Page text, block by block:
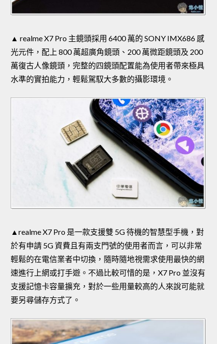
▲ realme X7 Pro 主鏡頭採用 6400 萬的 SONY IMX686 感
光元件，配上 800 萬超廣角鏡頭、200 萬微距鏡頭及 200
萬復古人像鏡頭，完整的四鏡頭配置能為使用者帶來極具
水準的實拍能力，輕鬆駕馭大多數的攝影環境。
▲realme X7 Pro 是一款支援雙 5G 待機的智慧型手機，對
於有申請 5G 資費且有兩支門號的使用者而言，可以非常
輕鬆的在電信業者中切換，隨時隨地視需求使用最快的網
速進行上網或打手遊。不過比較可惜的是，X7 Pro 並沒有
支援記憶卡容量擴充，對於一些用量較高的人來說可能就
要另尋儲存方式了。